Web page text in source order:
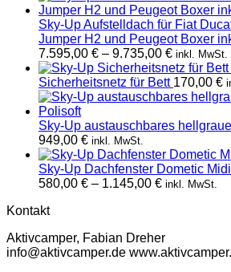
Sky-Up Aufstelldach für Fiat
Jumper H2 und Peugeot Boxer
7.595,00 € – 9.735,00 €
7.595,00 €
bis
9.735,00 €
inkl. MwSt.
Sicherheitsnetz für Bett 170,00 €
Sky-Up austauschbares
949,00 € inkl. MwSt.
Sky-Up Dachfenster Dometic
580,00 € – 1.145,00 €Preisspanne:
inkl. MwSt.
Kontakt
Aktivcamper, Fabian Dreher
info@aktivcamper.de